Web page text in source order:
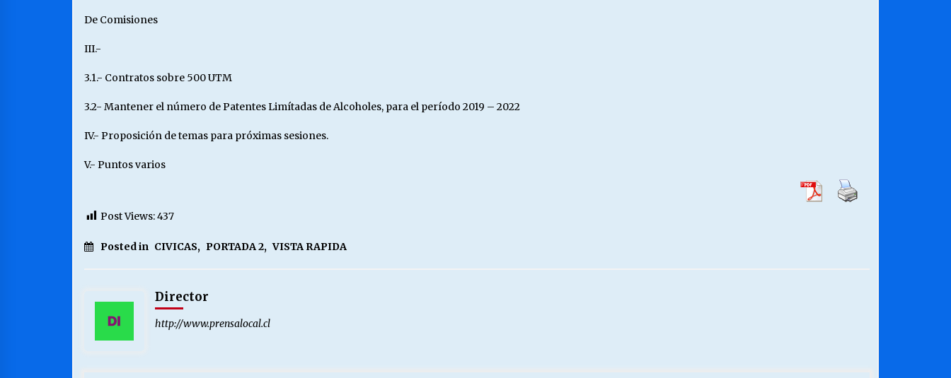
De Comisiones
III.-
3.1.- Contratos sobre 500 UTM
3.2- Mantener el número de Patentes Limítadas de Alcoholes, para el período 2019 – 2022
IV.- Proposición de temas para próximas sesiones.
V.- Puntos varios
Post Views:437
Posted in CIVICAS, PORTADA 2, VISTA RAPIDA
Director
http://www.prensalocal.cl